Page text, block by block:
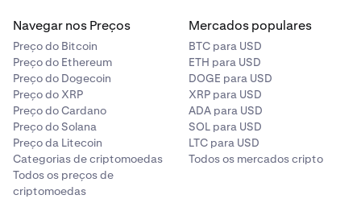
Navegar nos Preços
Preço do Bitcoin
Preço do Ethereum
Preço do Dogecoin
Preço do XRP
Preço do Cardano
Preço do Solana
Preço da Litecoin
Categorias de criptomoedas
Todos os preços de
criptomoedas
Mercados populares
BTC para USD
ETH para USD
DOGE para USD
XRP para USD
ADA para USD
SOL para USD
LTC para USD
Todos os mercados cripto